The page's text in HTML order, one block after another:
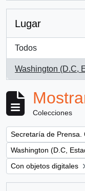
Lugar
Todos
Washington (D.C,
, 1 resultados
Colecciones
Remove filter:
Secretaría de Prensa.
Remove filter:
Washington (D.C,
Remove filter:
Con objetos digitales